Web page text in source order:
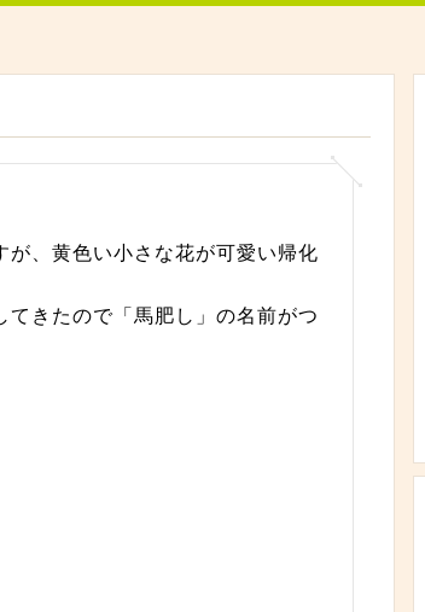
吉野熊野国立公園
お知らせ
が、黄色い小さな花が可愛い帰化
きたので「馬肥し」の名前がつ